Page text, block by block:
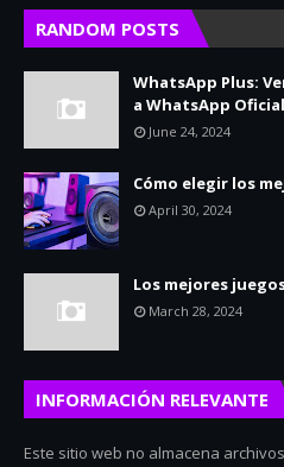
RANDOM POSTS
WhatsApp Plus:
a WhatsApp
June 24, 2024
Cómo elegir los
April 30, 2024
Los mejores
March 28, 2024
INFORMACIÓN RELEVANTE
Este sitio web no almacena